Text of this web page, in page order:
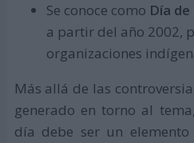
Se conoce como Día
a partir del año 2002,
organizaciones
Más allá de las
generado en torno al
día debe ser un